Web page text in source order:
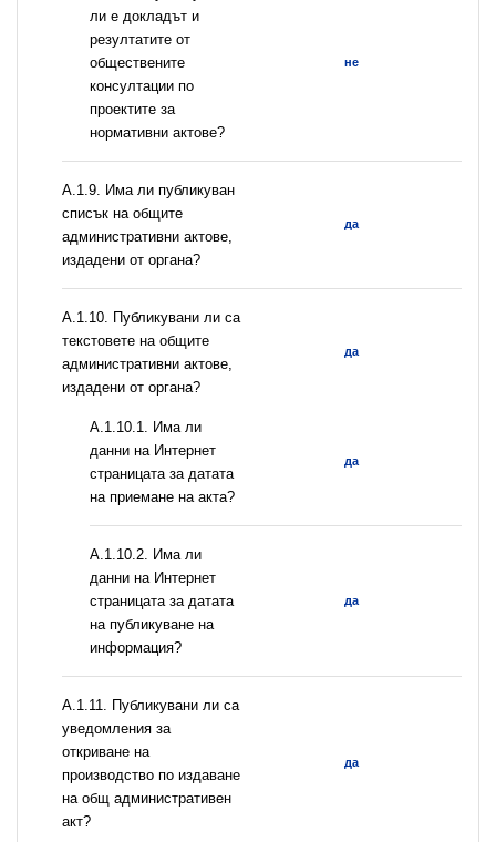
ли е докладът и
резултатите от
обществените
консултации по
проектите за
нормативни актове?
не
А.1.9. Има ли публикуван
списък на общите
административни актове,
издадени от органа?
да
А.1.10. Публикувани ли са
текстовете на общите
административни актове,
издадени от органа?
да
A.1.10.1. Има ли
данни на Интернет
страницата за датата
на приемане на акта?
да
A.1.10.2. Има ли
данни на Интернет
страницата за датата
на публикуване на
информация?
да
А.1.11. Публикувани ли са
уведомления за
откриване на
производство по издаване
на общ административен
акт?
да